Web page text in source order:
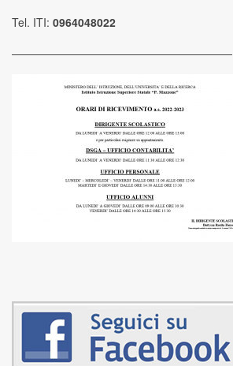
Tel. ITI: 0964048022
————————————————————